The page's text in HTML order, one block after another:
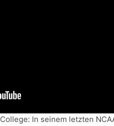
In seinem letzten